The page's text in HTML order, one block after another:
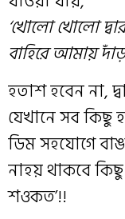
‘খোলো খোলো
বাহিরে আমায়
হতাশ হবেন না,
যেখানে সব
ডিম সহযোগে
নাহয় থাকবে
শওকত’!!